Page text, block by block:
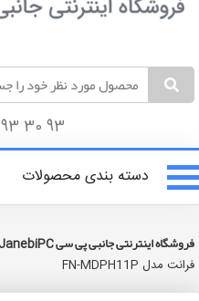
30 93
دسته بندی محصولات
فروشگاه اینترنتی جانبی پی سی JanebiPC
فرانت مدل FN-MDPH11P